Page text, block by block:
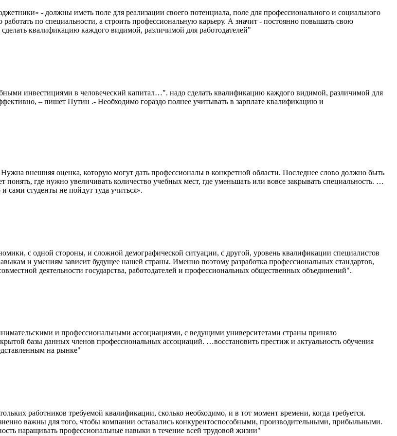
- должны иметь поле для реализации своего потенциала, поле для профессионального и социального
по специальности, а строить профессиональную карьеру. А значит - постоянно повышать свою
квалификацию каждого видимой, различимой для работодателей"
инвестициями в человеческий капитал…". надо сделать квалификацию каждого видимой, различимой для
– пишет Путин .- Необходимо гораздо полнее учитывать в зарплате квалификацию и
внешняя оценка, которую могут дать профессионалы в конкретной области. Последнее слово должно быть
где нужно увеличивать количество учебных мест, где уменьшать или вовсе закрывать специальность. …
сами студенты не пойдут туда учиться».
с одной стороны, и сложной демографической ситуации, с другой, уровень квалификации специалистов
и умениям зависит будущее нашей страны. Именно поэтому разработка профессиональных стандартов,
деятельности государства, работодателей и профессиональных общественных объединений".
и профессиональными ассоциациями, с ведущими университетами страны приняло
базы данных членов профессиональных ассоциаций. …восстановить престиж и актуальность обучения
на рынке"
работников требуемой квалификации, сколько необходимо, и в тот момент времени, когда требуется.
важны для того, чтобы компании оставались конкурентоспособными, производительными, прибыльными.
наращивать профессиональные навыки в течение всей трудовой жизни"